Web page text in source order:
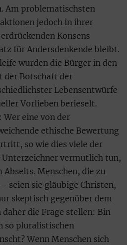
Am problematischsten
jedoch in ihrer
Konsens
für Andersdenkende bleibt.
wurden die Bürger in den
der Botschaft der
Lebensentwürfe
Vorlieben berieselt.
eine von der
ethische Bewertung
so wie dies viele der
vermutlich tun,
Menschen, die zu
seien sie gläubige Christen,
skeptisch gegenüber dem
die Frage stellen: Bin
so pluralistischen
Wenn Menschen sich